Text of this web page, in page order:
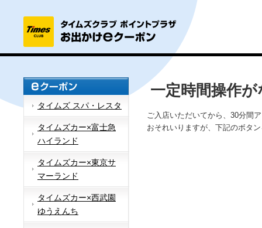
タイムズ スパ・レスタ
タイムズカー×富士急
ハイランド
タイムズカー×東京サ
マーランド
タイムズカー×西武園
ゆうえんち
一定時間操作
ご入店いただいてから、30分間
おそれいりますが、下記のボタ